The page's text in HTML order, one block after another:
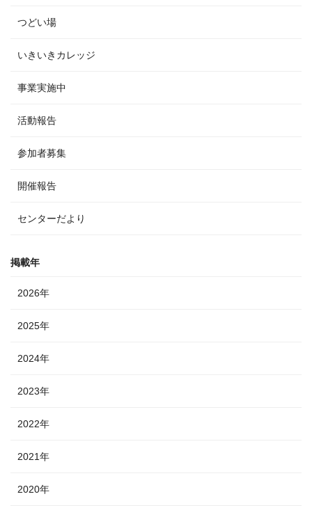
つどい場
いきいきカレッジ
事業実施中
活動報告
参加者募集
開催報告
センターだより
掲載年
2026年
2025年
2024年
2023年
2022年
2021年
2020年